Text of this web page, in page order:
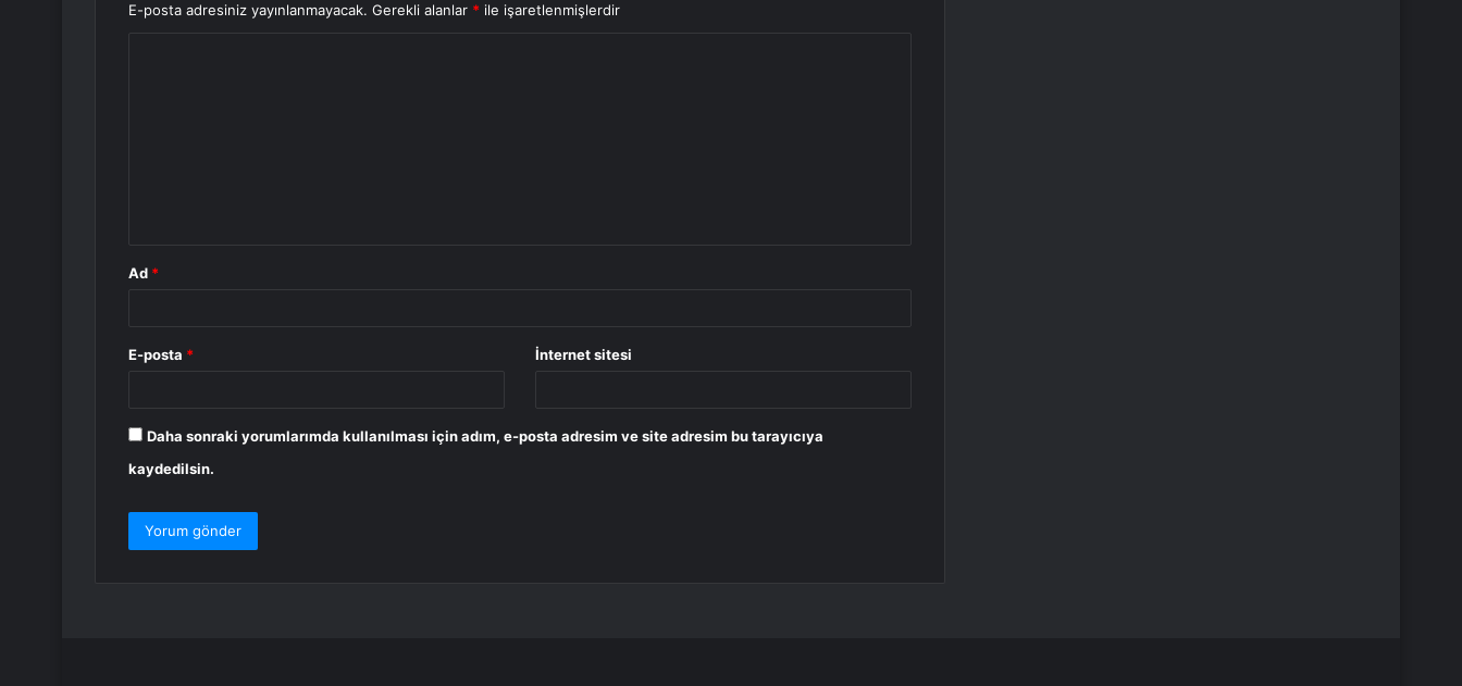
E-posta adresiniz yayınlanmayacak. Gerekli alanlar * ile işaretlenmişlerdir
Ad *
E-posta * İnternet sitesi
Daha sonraki yorumlarımda kullanılması için adım, e-posta adresim ve site adresim bu tarayıcıya
kaydedilsin.